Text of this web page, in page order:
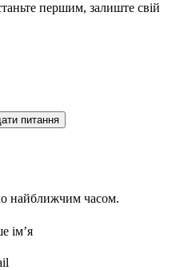
першим, залиште свій
питання
найближчим часом.
ім’я